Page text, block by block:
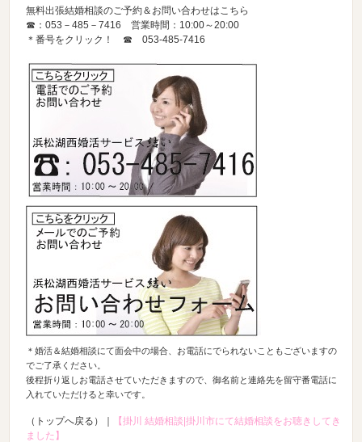
無料出張結婚相談のご予約＆お問い合わせはこちら
☎：053－485－7416 営業時間：10:00～20:00
＊番号をクリック！ ☎053-485-7416
＊婚活＆結婚相談にて面会中の場合、お電話にでられないこともございますの
でご了承ください。
後程折り返しお電話させていただきますので、御名前と連絡先を留守番電話に
入れていただけると幸いです。
（トップへ戻る）｜
【掛川 結婚相談|掛川市にて結婚相談をお聴きしてき
ました】